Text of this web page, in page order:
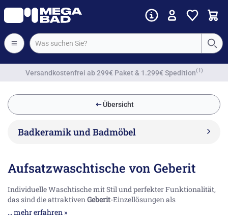
Vorkassenrabatt
Übersicht
Badkeramik und Badmöbel
Aufsatzwaschtische von Geberit
Individuelle Waschtische mit Stil und perfekter Funktionalität,
das sind die attraktivenGeberit-Einzellösungen als
Aufsatzwaschtische verschiedenster Serien und Linien. Die
... mehr erfahren »